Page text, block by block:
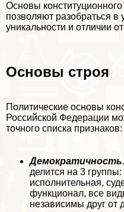
Основы
позволяют разобраться в
уникальности и отличии
Основы строя
Политические основы
Российской Федерации
точного списка признаков:
Демократичность
делится на 3
исполнительная,
функционал, все
независимы друг от